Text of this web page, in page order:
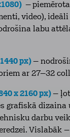
–
video),
labu
px)–
ar 27–32
x 2160 px)–
grafiskā dizaina
darbu
Vislabāk